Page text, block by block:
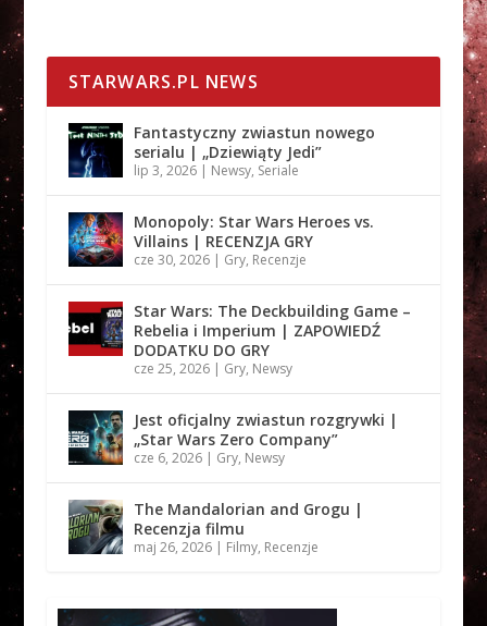
STARWARS.PL NEWS
Fantastyczny zwiastun nowego
serialu | „Dziewiąty Jedi”
lip 3, 2026| Newsy, Seriale
Monopoly: Star Wars Heroes vs.
Villains | RECENZJA GRY
cze 30, 2026| Gry, Recenzje
Star Wars: The Deckbuilding Game –
Rebelia i Imperium | ZAPOWIEDŹ
DODATKU DO GRY
cze 25, 2026| Gry, Newsy
Jest oficjalny zwiastun rozgrywki |
„Star Wars Zero Company”
cze 6, 2026| Gry, Newsy
The Mandalorian and Grogu |
Recenzja filmu
maj 26, 2026| Filmy, Recenzje